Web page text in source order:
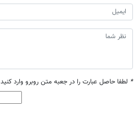
* لطفا حاصل عبارت را در جعبه متن روبرو وارد کنید